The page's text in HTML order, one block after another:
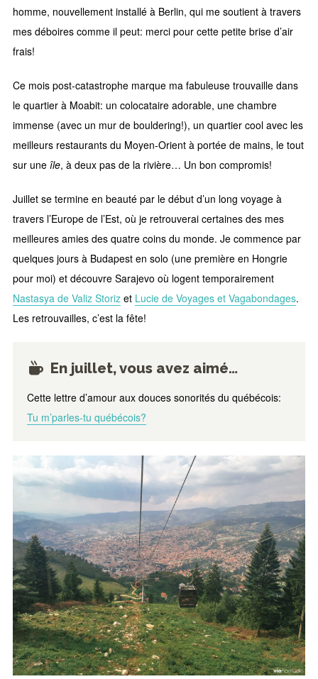
homme, nouvellement installé à Berlin, qui me soutient à travers
mes déboires comme il peut: merci pour cette petite brise d’air
frais!
Ce mois post-catastrophe marque ma fabuleuse trouvaille dans
le quartier à Moabit: un colocataire adorable, une chambre
immense (avec un mur de bouldering!), un quartier cool avec les
meilleurs restaurants du Moyen-Orient à portée de mains, le tout
sur une île, à deux pas de la rivière… Un bon compromis!
Juillet se termine en beauté par le début d’un long voyage à
travers l’Europe de l’Est, où je retrouverai certaines des mes
meilleures amies des quatre coins du monde. Je commence par
quelques jours à Budapest en solo (une première en Hongrie
pour moi) et découvre Sarajevo où logent temporairement
Nastasya de Valiz Storizet Lucie de Voyages et Vagabondages.
Les retrouvailles, c’est la fête!
En juillet, vous avez aimé…
Cette lettre d’amour aux douces sonorités du québécois:
Tu m’parles-tu québécois?